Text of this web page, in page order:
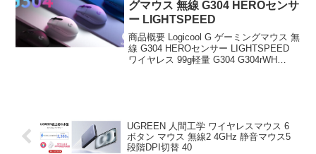
グマウス 無線 G304 HEROセンサ
ー LIGHTSPEED
商品概要 Logicool G ゲーミングマウス 無
線 G304 HEROセンサー LIGHTSPEED
ワイヤレス 99g軽量 G304 G304rWH
UGREEN 人間工学 ワイヤレスマウス 6
ボタン マウス 無線2 4GHz 静音マウス5
段階DPI切替 40